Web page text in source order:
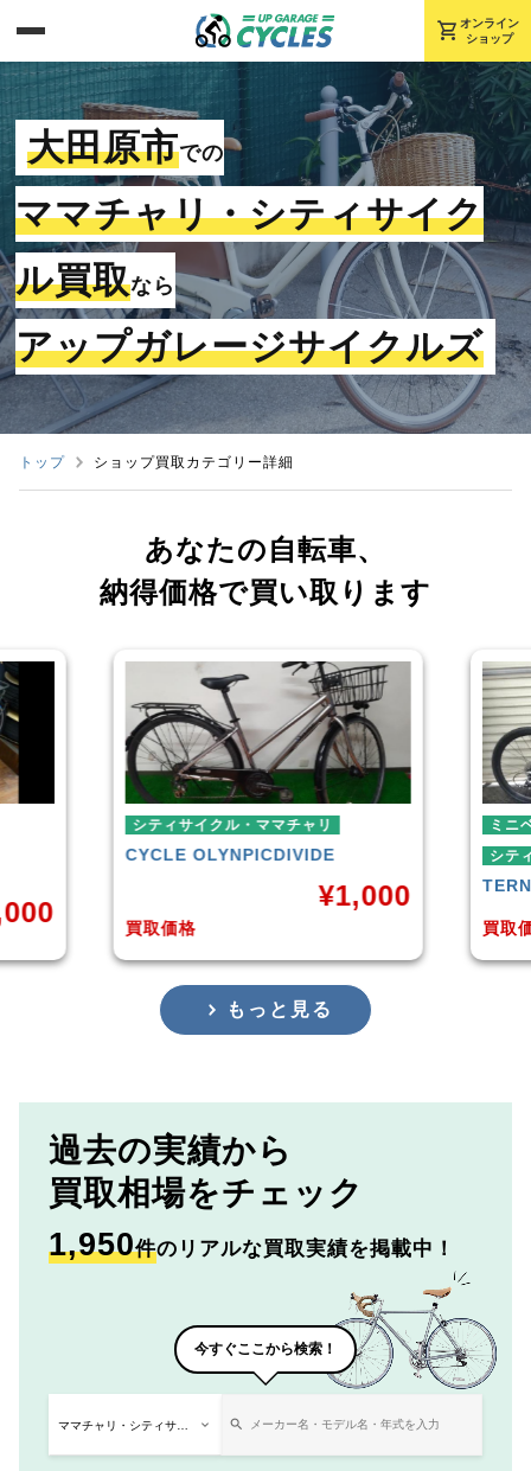
shopping_cart オンライン
ショップ
大田原市での
ママチャリ・シティサイク
ル買取なら
アップガレージサイクルズ
トップ ショップ買取カテゴリー詳細
あなたの自転車、
納得価格で買い取ります
シティサイクル・ママチャリ
CYCLE OLYNPICDIVIDE
買取価格
¥1,000
ミニ
シテ
TERN
買取
もっと見る
過去の実績から
買取相場をチェック
1,950件のリアルな買取実績を掲載中！
今すぐここから検索！